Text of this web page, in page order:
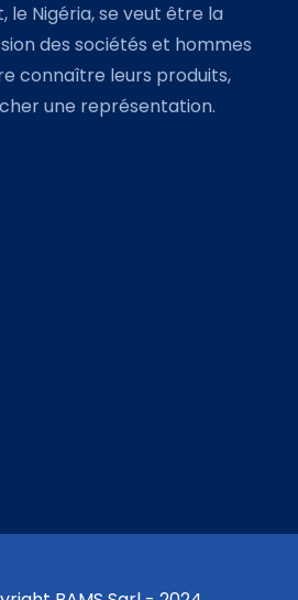
le Nigéria, se veut être la
des sociétés et hommes
connaître leurs produits,
une représentation.